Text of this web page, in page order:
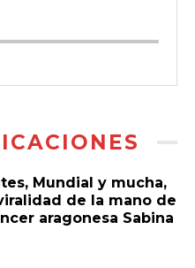
Mundial y mucha,
de la mano de
aragonesa Sabina